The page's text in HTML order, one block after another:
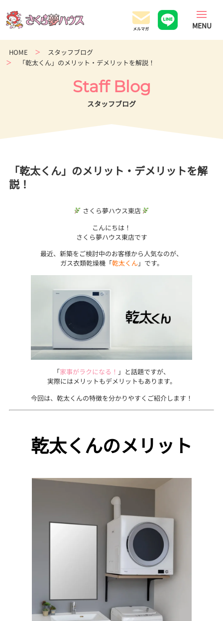
の
超
ロ
コ
ス
住
店
HOME
スタッフブログ
「乾太くん」のメリット・デメリットを解説！
Staff Blog
スタッフブログ
「乾太くん」のメリット・デメリットを解
説！
さくら夢ハウス東店
こんにちは！
さくら夢ハウス東店です
最近、新築をご検討中のお客様から人気なのが、
ガス衣類乾燥機「乾太くん 」です。
「家事がラクになる！ 」と話題ですが、
実際にはメリットもデメリットもあります。
今回は、乾太くんの特徴を分かりやすくご紹介します！
乾太くんのメリット